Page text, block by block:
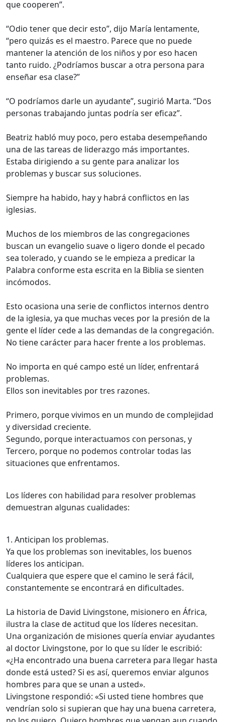
que cooperen”.
“Odio tener que decir esto”, dijo María lentamente,
“pero quizás es el maestro. Parece que no puede
mantener la atención de los niños y por eso hacen
tanto ruido. ¿Podríamos buscar a otra persona para
enseñar esa clase?”
“O podríamos darle un ayudante”, sugirió Marta. “Dos
personas trabajando juntas podría ser eficaz”.
Beatriz habló muy poco, pero estaba desempeñando
una de las tareas de liderazgo más importantes.
Estaba dirigiendo a su gente para analizar los
problemas y buscar sus soluciones.
Siempre ha habido, hay y habrá conflictos en las
iglesias.
Muchos de los miembros de las congregaciones
buscan un evangelio suave o ligero donde el pecado
sea tolerado, y cuando se le empieza a predicar la
Palabra conforme esta escrita en la Biblia se sienten
incómodos.
Esto ocasiona una serie de conflictos internos dentro
de la iglesia, ya que muchas veces por la presión de la
gente el líder cede a las demandas de la congregación.
No tiene carácter para hacer frente a los problemas.
No importa en qué campo esté un líder, enfrentará
problemas.
Ellos son inevitables por tres razones.
Primero, porque vivimos en un mundo de complejidad
y diversidad creciente.
Segundo, porque interactuamos con personas, y
Tercero, porque no podemos controlar todas las
situaciones que enfrentamos.
Los líderes con habilidad para resolver problemas
demuestran algunas cualidades:
1. Anticipan los problemas.
Ya que los problemas son inevitables, los buenos
líderes los anticipan.
Cualquiera que espere que el camino le será fácil,
constantemente se encontrará en dificultades.
La historia de David Livingstone, misionero en África,
ilustra la clase de actitud que los líderes necesitan.
Una organización de misiones quería enviar ayudantes
al doctor Livingstone, por lo que su líder le escribió:
«¿Ha encontrado una buena carretera para llegar hasta
donde está usted? Si es así, queremos enviar algunos
hombres para que se unan a usted».
Livingstone respondió: «Si usted tiene hombres que
vendrían solo si supieran que hay una buena carretera,